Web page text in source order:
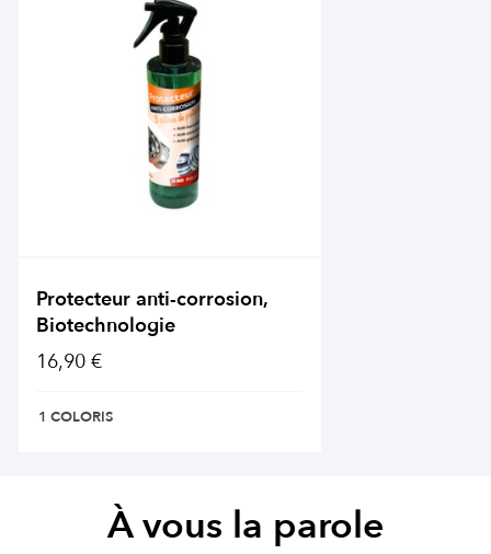
Protecteur anti-corrosion,
Biotechnologie
16,90 €
1 COLORIS
À vous la parole